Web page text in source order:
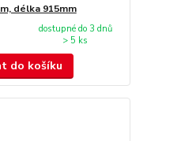
délka 915mm
dostupné do 3 dnů
> 5 ks
do košíku